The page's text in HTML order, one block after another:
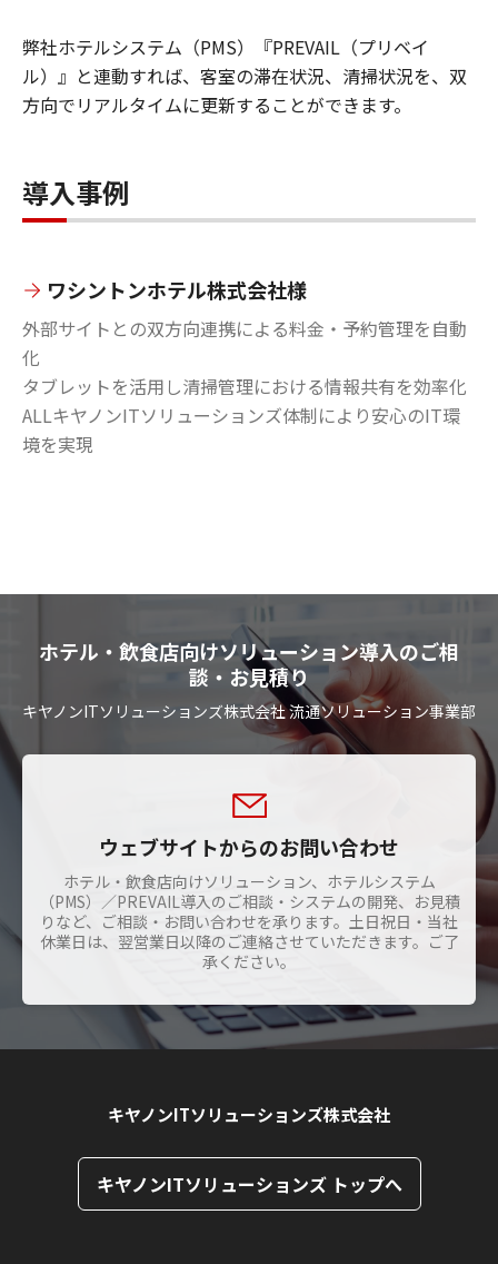
弊社ホテルシステム（PMS）『PREVAIL（プリベイ
ル）』と連動すれば、客室の滞在状況、清掃状況を、双
方向でリアルタイムに更新することができます。
導入事例
ワシントンホテル株式会社様
外部サイトとの双方向連携による料金・予約管理を自動
化
タブレットを活用し清掃管理における情報共有を効率化
ALLキヤノンITソリューションズ体制により安心のIT環
境を実現
ホテル・飲食店向けソリューション導入のご相
談・お見積り
キヤノンITソリューションズ株式会社 流通ソリューション事業部
ウェブサイトからのお問い合わせ
ホテル・飲食店向けソリューション、ホテルシステム
（PMS）／PREVAIL導入のご相談・システムの開発、お見積
りなど、ご相談・お問い合わせを承ります。土日祝日・当社
休業日は、翌営業日以降のご連絡させていただきます。ご了
承ください。
キヤノンITソリューションズ株式会社
キヤノンITソリューションズ トップへ